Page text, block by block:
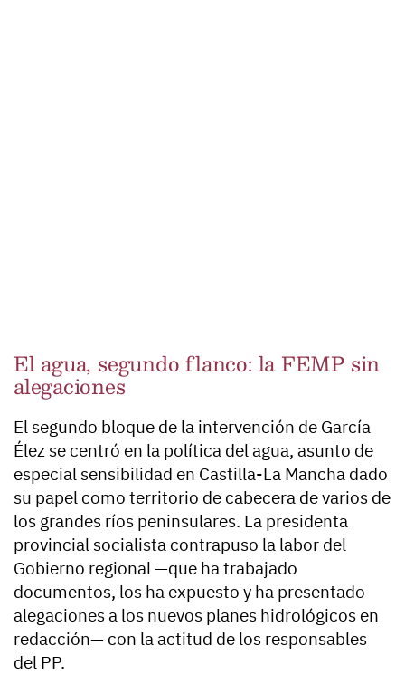
El agua, segundo flanco: la FEMP sin
alegaciones
El segundo bloque de la intervención de García
Élez se centró en la política del agua, asunto de
especial sensibilidad en Castilla-La Mancha dado
su papel como territorio de cabecera de varios de
los grandes ríos peninsulares. La presidenta
provincial socialista contrapuso la labor del
Gobierno regional —que ha trabajado
documentos, los ha expuesto y ha presentado
alegaciones a los nuevos planes hidrológicos en
redacción— con la actitud de los responsables
del PP.